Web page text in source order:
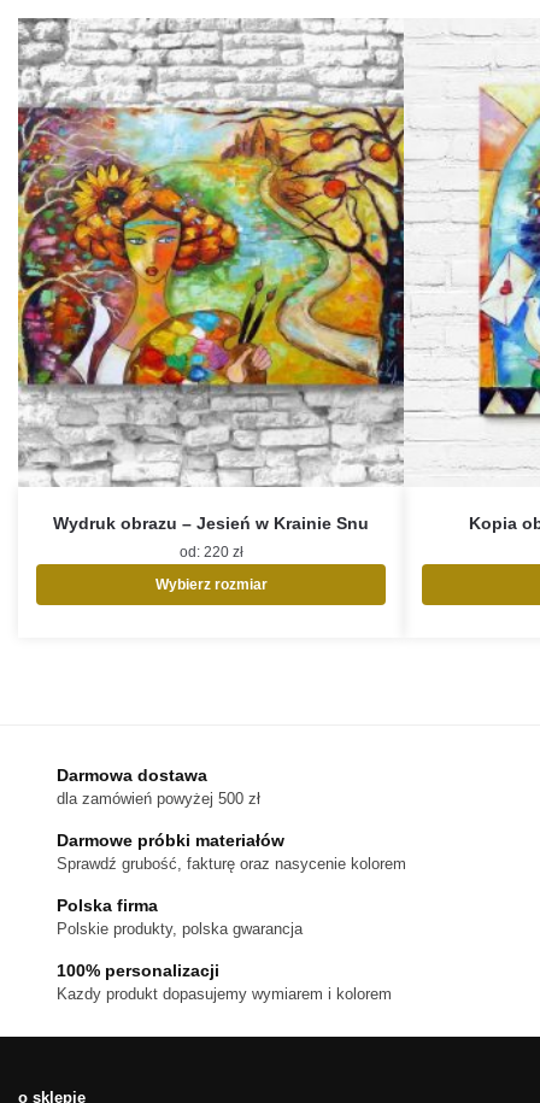
Wydruk obrazu – Jesień w Krainie Snu
od: 220 zł
Wybierz rozmiar
na
produktu
Kopia
Darmowa dostawa
dla zamówień powyżej 500 zł
Darmowe próbki materiałów
Sprawdź grubość, fakturę oraz nasycenie kolorem
Polska firma
Polskie produkty, polska gwarancja
100% personalizacji
Kazdy produkt dopasujemy wymiarem i kolorem
o sklepie